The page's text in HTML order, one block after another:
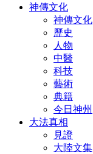
神傳文化
神傳文化
歷史
人物
中醫
科技
藝術
典籍
今日神州
大法真相
見證
大陸文集